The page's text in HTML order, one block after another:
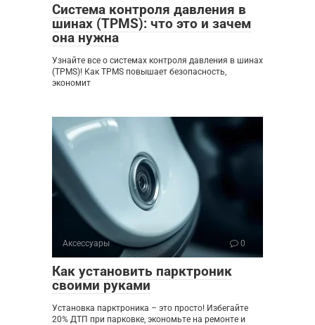
Система контроля давления в
шинах (TPMS): что это и зачем
она нужна
Узнайте все о системах контроля давления в шинах
(TPMS)! Как TPMS повышает безопасность,
экономит
Аксессуары 0
Как установить парктроник
своими руками
Установка парктроника – это просто! Избегайте
20% ДТП при парковке, экономьте на ремонте и